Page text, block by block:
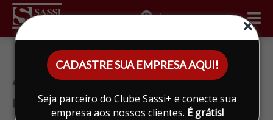
CADASTRE SUA EMPRESA AQUI!
Seja parceiro do Clube Sassi+ e conecte sua
empresa aos nossos clientes. É grátis!
ÁREA DO CLIENTE
APARTAMENTO À VENDA EM
CENTRO, LIMEIRA